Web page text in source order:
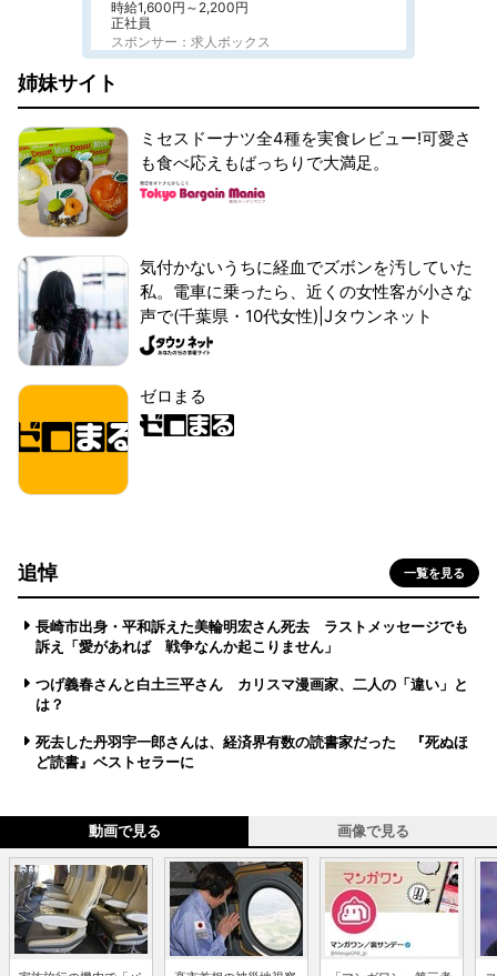
時給1,600円～2,200円
正社員
スポンサー：求人ボックス
姉妹サイト
ミセスドーナツ全4種を実食レビュー!可愛さ
も食べ応えもばっちりで大満足。
気付かないうちに経血でズボンを汚していた
私。電車に乗ったら、近くの女性客が小さな
声で(千葉県・10代女性)|Jタウンネット
ゼロまる
追悼 一覧を見る
長崎市出身・平和訴えた美輪明宏さん死去 ラストメッセージでも
訴え「愛があれば 戦争なんか起こりません」
つげ義春さんと白土三平さん カリスマ漫画家、二人の「違い」と
は？
死去した丹羽宇一郎さんは、経済界有数の読書家だった 『死ぬほ
ど読書』ベストセラーに
動画で見る 画像で見る